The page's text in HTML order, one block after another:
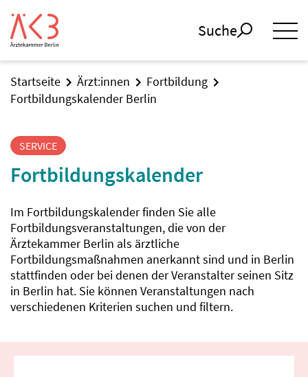
Suche
Startseite Ärzt:innen
Fortbildung
Fortbildungskalender Berlin
SERVICE
Fortbildungskalender
Im Fortbildungskalender finden Sie alle
Fortbildungsveranstaltungen, die von der
Ärztekammer Berlin als ärztliche
Fortbildungsmaßnahmen anerkannt sind und in Berlin
stattfinden oder bei denen der Veranstalter seinen Sitz
in Berlin hat. Sie können Veranstaltungen nach
verschiedenen Kriterien suchen und filtern.
Fortbildungssuche